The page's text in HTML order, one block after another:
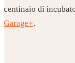
centinaio di
Garage+.